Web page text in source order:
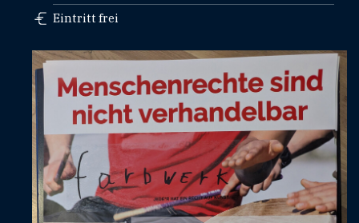
Eintritt frei